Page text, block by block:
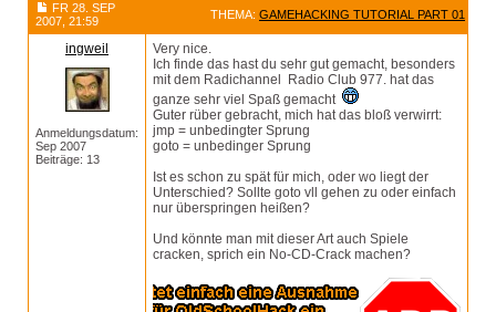
FR 28. SEP
2007, 21:59
THEMA: GAMEHACKING TUTORIAL PART 01
ingweil
Anmeldungsdatum:
Sep 2007
Beiträge: 13
Very nice.
Ich finde das hast du sehr gut gemacht, besonders
mit dem Radichannel Radio Club 977. hat das
ganze sehr viel Spaß gemacht
Guter rüber gebracht, mich hat das bloß verwirrt:
jmp = unbedingter Sprung
goto = unbedinger Sprung
Ist es schon zu spät für mich, oder wo liegt der
Unterschied? Sollte goto vll gehen zu oder einfach
nur überspringen heißen?
Und könnte man mit dieser Art auch Spiele
cracken, sprich ein No-CD-Crack machen?